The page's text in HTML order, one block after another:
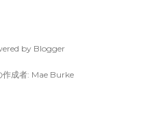
by Blogger
作成者: Mae Burke